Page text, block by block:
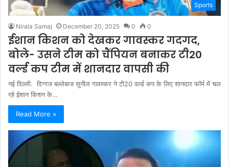
Sports
Nirala Samaj December 20, 2025 0 0
ईशान किशन को देखकर गावस्कर गदगद,
बोले- उसने टीम को चैंपियन बनाकर टी20
वर्ल्ड कप टीम में शानदार वापसी की
नई दिल्ली. दिग्गज बल्लेबाज सुनील गावस्कर ने टी20 वर्ल्ड कप के लिए शानदार फॉर्म में चल
रहे ईशान किशन के…
Read More »